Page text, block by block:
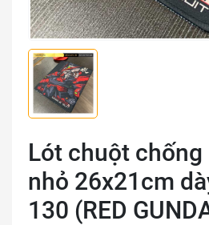
Lót chuột
nhỏ 26x21cm
130 (RED